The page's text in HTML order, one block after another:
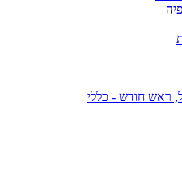
ראש חודש - כללי